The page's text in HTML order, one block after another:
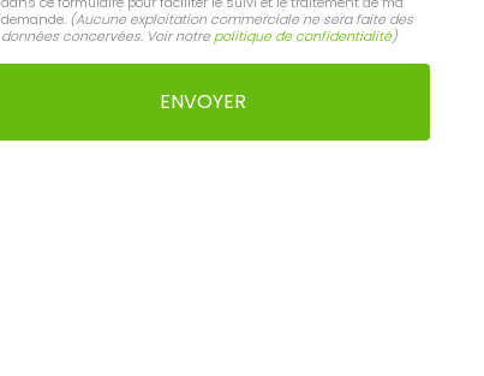
demande. (Aucune exploitation commerciale ne sera faite des
données concervées. Voir notre politique de confidentialité)